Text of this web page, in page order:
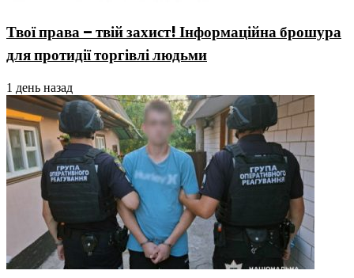
Твої права – твій захист! Інформаційна брошура
для протидії торгівлі людьми
1 день назад